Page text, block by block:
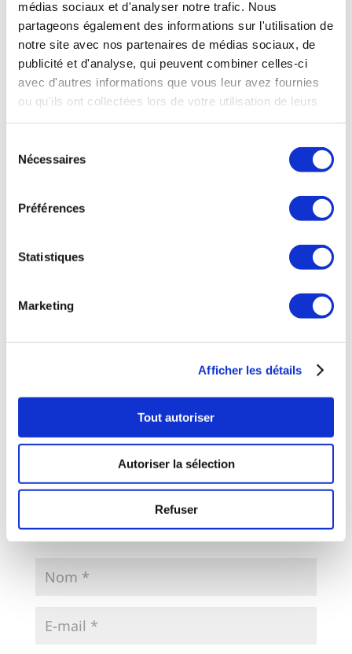
médias sociaux et d'analyser notre trafic. Nous
partageons également des informations sur l'utilisation de
notre site avec nos partenaires de médias sociaux, de
publicité et d'analyse, qui peuvent combiner celles-ci
avec d'autres informations que vous leur avez fournies
ou qu'ils ont collectées lors de votre utilisation de leurs
Nécessaires
Préférences
Statistiques
Marketing
Afficher les détails
Tout autoriser
Autoriser la sélection
Refuser
Abonnez-vous à ce blog par e-mail.
Saisissez votre adresse e-mail pour vous abonner à
ce blog et recevoir une notification de chaque
nouvel article par e-mail.
Adresse
e-
mail
Abonnez-vous
Poster le
commentaire
Votre adresse e-mail ne sera pas publiée. Les